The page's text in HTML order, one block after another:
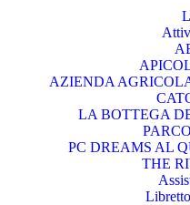
AZIENDA
LA BOTTEGA
PC DREAMS AL
THE